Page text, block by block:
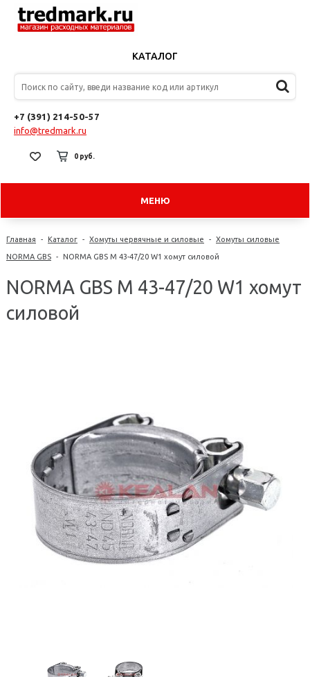
КАТАЛОГ
+7 (391) 214-50-57
info@tredmark.ru
0 руб.
МЕНЮ
Главная - Каталог - Хомуты червячные и силовые - Хомуты силовые
NORMA GBS - NORMA GBS M 43-47/20 W1 хомут силовой
NORMA GBS M 43-47/20 W1 хомут
силовой